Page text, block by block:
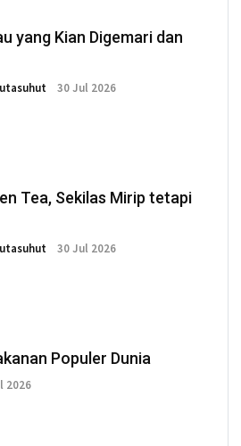
yang Kian Digemari dan
30 Jul 2026
Tea, Sekilas Mirip tetapi
30 Jul 2026
Populer Dunia
2026